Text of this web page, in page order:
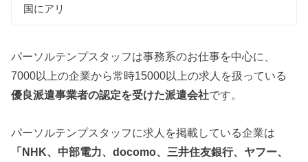
国にアリ
パーソルテンプスタッフは事務系のお仕事を中心に、
7000以上の企業から常時15000以上の求人を扱っている
優良派遣事業者の認定を受けた派遣会社です。
パーソルテンプスタッフに求人を掲載している企業は
「NHK、中部電力、docomo、三井住友銀行、ヤフー、